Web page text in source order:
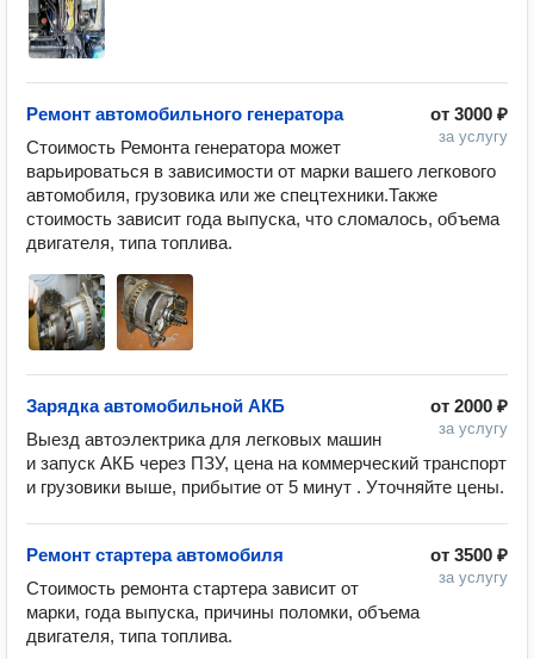
от 3000 ₽
за услугу
Ремонт автомобильного генератора
Стоимость Ремонта генератора может
варьироваться в зависимости от марки вашего легкового
автомобиля, грузовика или же спецтехники.Также
стоимость зависит года выпуска, что сломалось, объема
от 2000 ₽
за услугу
Зарядка автомобильной АКБ
Выезд автоэлектрика для легковых машин
и запуск АКБ через ПЗУ, цена на коммерческий транспорт
от 3500 ₽
за услугу
Ремонт стартера автомобиля
Стоимость ремонта стартера зависит от
марки, года выпуска, причины поломки, объема